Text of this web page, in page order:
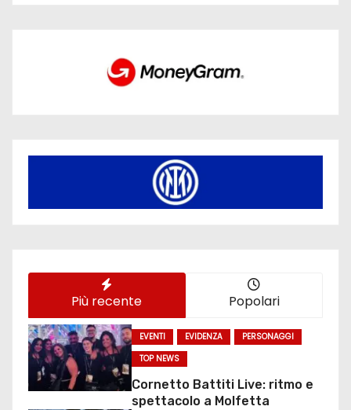
Più recente Popolari
EVENTI EVIDENZA
PERSONAGGI
TOP NEWS
Cornetto Battiti Live: ritmo e
spettacolo a Molfetta